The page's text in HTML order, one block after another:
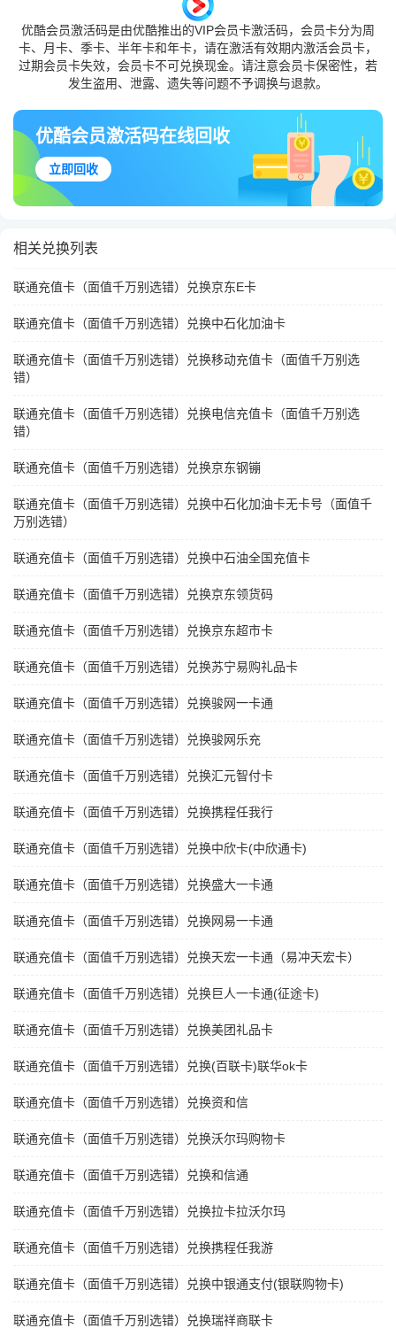
优酷会员激活码是由优酷推出的VIP会员卡激活码，会员卡分为周
卡、月卡、季卡、半年卡和年卡，请在激活有效期内激活会员卡，
过期会员卡失效，会员卡不可兑换现金。请注意会员卡保密性，若
发生盗用、泄露、遗失等问题不予调换与退款。
优酷会员激活码在线回收
立即回收
相关兑换列表
联通充值卡（面值千万别选错）兑换京东E卡
联通充值卡（面值千万别选错）兑换中石化加油卡
联通充值卡（面值千万别选错）兑换移动充值卡（面值千万别选
错）
联通充值卡（面值千万别选错）兑换电信充值卡（面值千万别选
错）
联通充值卡（面值千万别选错）兑换京东钢镚
联通充值卡（面值千万别选错）兑换中石化加油卡无卡号（面值千
万别选错）
联通充值卡（面值千万别选错）兑换中石油全国充值卡
联通充值卡（面值千万别选错）兑换京东领货码
联通充值卡（面值千万别选错）兑换京东超市卡
联通充值卡（面值千万别选错）兑换苏宁易购礼品卡
联通充值卡（面值千万别选错）兑换骏网一卡通
联通充值卡（面值千万别选错）兑换骏网乐充
联通充值卡（面值千万别选错）兑换汇元智付卡
联通充值卡（面值千万别选错）兑换携程任我行
联通充值卡（面值千万别选错）兑换中欣卡(中欣通卡)
联通充值卡（面值千万别选错）兑换盛大一卡通
联通充值卡（面值千万别选错）兑换网易一卡通
联通充值卡（面值千万别选错）兑换天宏一卡通（易冲天宏卡）
联通充值卡（面值千万别选错）兑换巨人一卡通(征途卡)
联通充值卡（面值千万别选错）兑换美团礼品卡
联通充值卡（面值千万别选错）兑换(百联卡)联华ok卡
联通充值卡（面值千万别选错）兑换资和信
联通充值卡（面值千万别选错）兑换沃尔玛购物卡
联通充值卡（面值千万别选错）兑换和信通
联通充值卡（面值千万别选错）兑换拉卡拉沃尔玛
联通充值卡（面值千万别选错）兑换携程任我游
联通充值卡（面值千万别选错）兑换中银通支付(银联购物卡)
联通充值卡（面值千万别选错）兑换瑞祥商联卡